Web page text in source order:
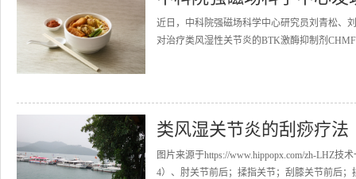
近日，中科院强磁场科学中心研究员刘青松、
对治疗类风湿性关节炎的BTK激酶抑制剂
类风湿关节炎的刮痧疗法
图片来源于https://www.hippopx.com/zh-LHZ
4）、肘关节前后；揉指关节；刮膝关节前后